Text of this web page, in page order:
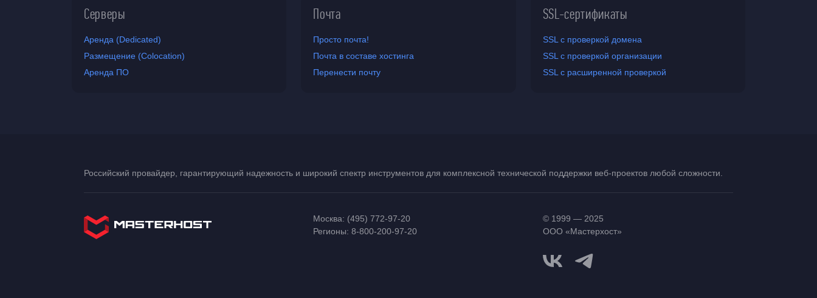
Серверы
Аренда (Dedicated)
Размещение (Colocation)
Аренда ПО
Почта
Просто почта!
Почта в составе хостинга
Перенести почту
SSL-сертификаты
SSL с проверкой домена
SSL с проверкой организации
SSL с расширенной проверкой
Российский провайдер, гарантирующий надежность и широкий спектр инструментов для комплексной технической поддержки веб-проектов любой сложности.
Москва: (495) 772-97-20
Регионы:8-800-200-97-20
© 1999 — 2025
ООО «Мастерхост»